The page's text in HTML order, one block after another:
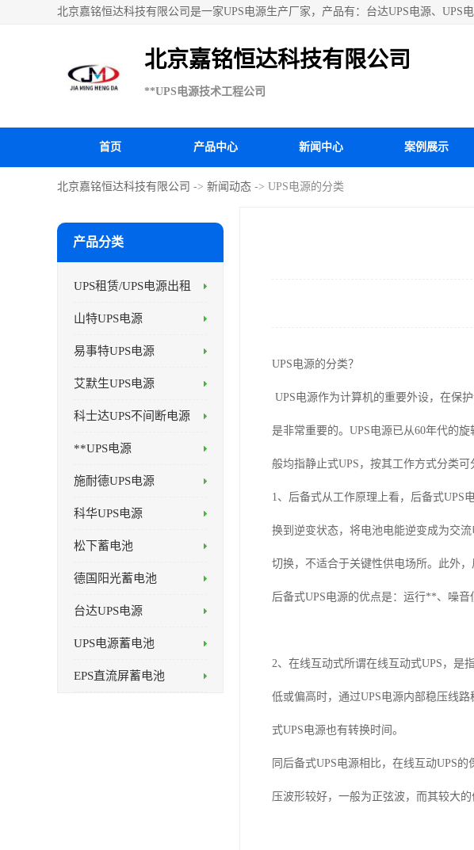
北京嘉铭恒达科技有限公司是一家UPS电源生产厂家，产品有：台达UPS电源、
北京嘉铭恒达科技有限公司
**UPS电源技术工程公司
首页 产品中心 新闻中心 案例展示
北京嘉铭恒达科技有限公司 -> 新闻动态 -> UPS电源的分类
产品分类
UPS租赁/UPS电源出租
山特UPS电源
易事特UPS电源
艾默生UPS电源
科士达UPS不间断电源
**UPS电源
施耐德UPS电源
科华UPS电源
松下蓄电池
德国阳光蓄电池
台达UPS电源
UPS电源蓄电池
EPS直流屏蓄电池
UPS电源的分类？
UPS电源作为计算机的重要外设，在保
是非常重要的。UPS电源已从60年代的
般均指静止式UPS，按其工作方式分类
1、后备式从工作原理上看，后备式UPS
换到逆变状态，将电池电能逆变成为交
切换，不适合于关键性供电场所。此外
后备式UPS电源的优点是：运行**、噪
2、在线互动式所谓在线互动式UPS，是
低或偏高时，通过UPS电源内部稳压线
式UPS电源也有转换时间。
同后备式UPS电源相比，在线互动UPS
压波形较好，一般为正弦波，而其较大